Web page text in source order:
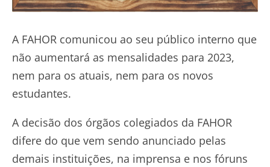
A FAHOR comunicou ao seu público interno que
não aumentará as mensalidades para 2023,
nem para os atuais, nem para os novos
estudantes.
A decisão dos órgãos colegiados da FAHOR
difere do que vem sendo anunciado pelas
demais instituições, na imprensa e nos fóruns